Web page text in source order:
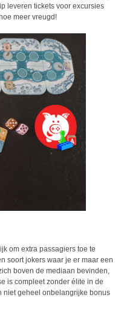
leveren tickets voor excursies
meer vreugd!
om extra passagiers toe te
soort jokers waar je er maar een
boven de mediaan bevinden,
is compleet zonder élite in de
niet geheel onbelangrijke bonus